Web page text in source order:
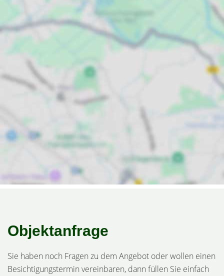
Objektanfrage
Sie haben noch Fragen zu dem Angebot oder wollen einen
Besichtigungstermin vereinbaren, dann füllen Sie einfach